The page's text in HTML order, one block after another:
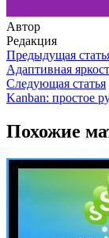
Автор
Редакция
Предыдущая
Адаптивная
Следующая статья
Kanban: простое
Похожие